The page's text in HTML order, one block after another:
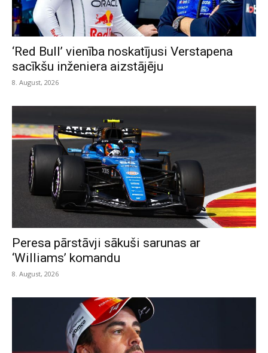
‘Red Bull’ vienība noskatījusi Verstapena
sacīkšu inženiera aizstājēju
8. August, 2026
Peresa pārstāvji sākuši sarunas ar
‘Williams’ komandu
8. August, 2026